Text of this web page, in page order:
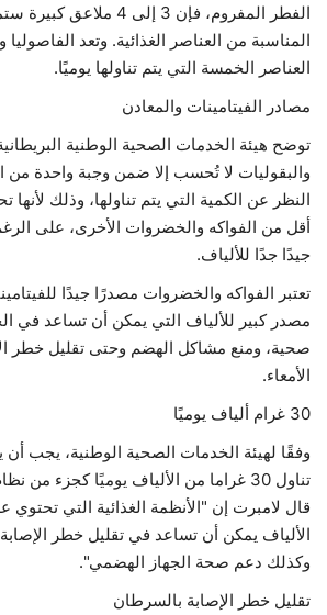
الفطر المفروم، فإن 3 إلى
المناسبة من العناصر الغذائية. وتعد
العناصر الخمسة التي يتم تناولها يوميًا.
مصادر الفيتامينات والمعادن
توضح هيئة الخدمات الصحية الوطنية
والبقوليات لا تُحسب إلا ضمن وجبة واحدة
النظر عن الكمية التي يتم تناولها، وذلك
أقل من الفواكه والخضروات الأخرى، على
جيدًا جدًا للألياف.
تعتبر الفواكه والخضروات مصدرًا جيدًا
مصدر كبير للألياف التي يمكن أن تساعد في
صحية، ومنع مشاكل الهضم وحتى تقليل خطر
الأمعاء.
30 غرام ألياف يوميًا
وفقًا لهيئة الخدمات الصحية الوطنية، يجب
تناول 30 غراما من الألياف يوميًا كجزء
قال لامبرت إن "الأنظمة الغذائية التي
الألياف يمكن أن تساعد في تقليل خطر
وكذلك دعم صحة الجهاز الهضمي".
تقليل خطر الإصابة بالسرطان